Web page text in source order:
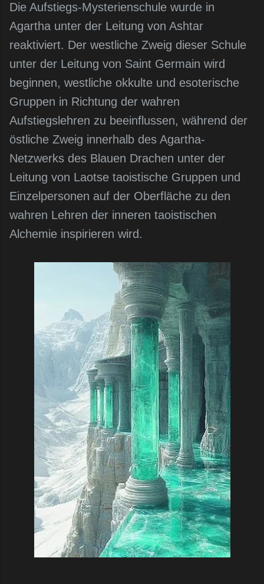
Die Aufstiegs-Mysterienschule wurde in
Agartha unter der Leitung von Ashtar
reaktiviert. Der westliche Zweig dieser Schule
unter der Leitung von Saint Germain wird
beginnen, westliche okkulte und esoterische
Gruppen in Richtung der wahren
Aufstiegslehren zu beeinflussen, während der
östliche Zweig innerhalb des Agartha-
Netzwerks des Blauen Drachen unter der
Leitung von Laotse taoistische Gruppen und
Einzelpersonen auf der Oberfläche zu den
wahren Lehren der inneren taoistischen
Alchemie inspirieren wird.